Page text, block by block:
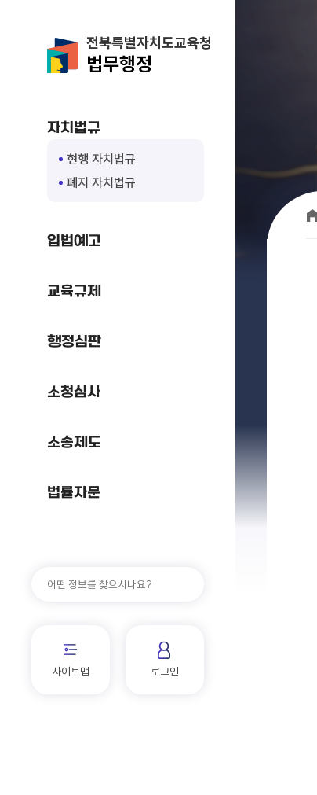
전북특별자치도교육청
법무행정
자치법규
현행 자치법규
폐지 자치법규
입법예고
교육규제
행정심판
소청심사
소송제도
법률자문
사이트맵 로그인